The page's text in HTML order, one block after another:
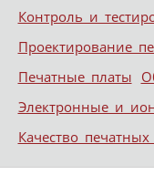
Контроль и
Проектирование
Печатные платы
Электронные и
Качество печатных